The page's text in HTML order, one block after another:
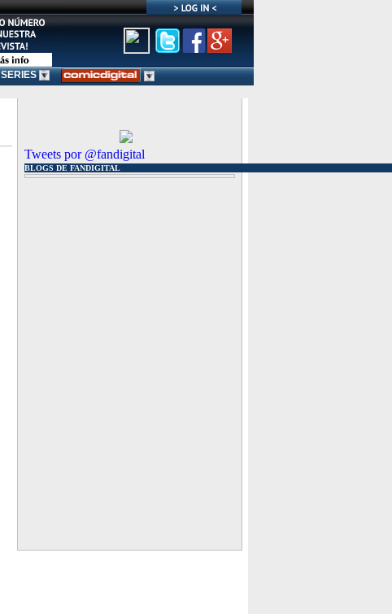
SERIES
Tweets por @fandigital
BLOGS DE FANDIGITAL